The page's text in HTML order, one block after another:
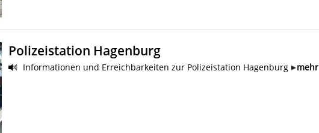
Polizeistation Hagenburg
Informationen und Erreichbarkeiten zur Polizeistation Hagenburg mehr